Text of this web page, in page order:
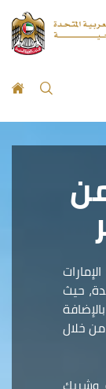
حيث
خلال